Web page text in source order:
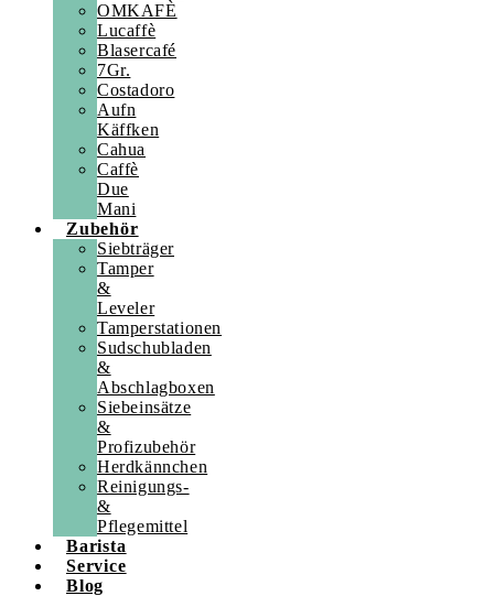
OMKAFÈ
Lucaffè
Blasercafé
7Gr.
Costadoro
Aufn
Käffken
Cahua
Caffè
Due
Mani
Zubehör
Siebträger
Tamper
&
Leveler
Tamperstationen
Sudschubladen
&
Abschlagboxen
Siebeinsätze
&
Profizubehör
Herdkännchen
Reinigungs-
&
Pflegemittel
Barista
Service
Blog